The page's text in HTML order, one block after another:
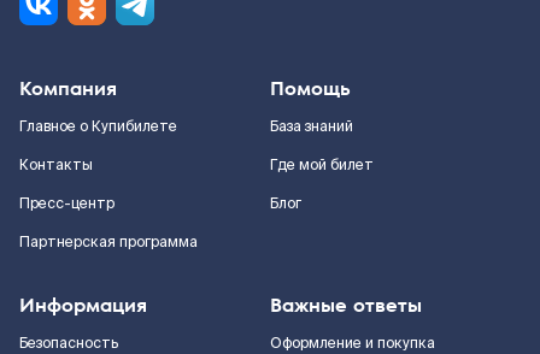
Компания
Главное о Купибилете
Контакты
Пресс-центр
Партнерская программа
Помощь
База знаний
Где мой билет
Блог
Информация
Безопасность
Важные ответы
Оформление и покупка